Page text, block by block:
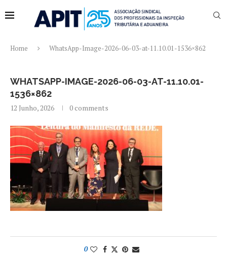
Home WhatsApp-Image-2026-06-03-at-11.10.01-1536×862
WHATSAPP-IMAGE-2026-06-03-AT-11.10.01-
1536×862
12 Junho, 2026 0 comments
0